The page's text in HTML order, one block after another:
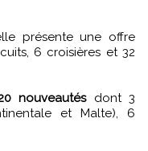
présente une offre
6 croisières et 32
nouveautésdont 3
et Malte), 6